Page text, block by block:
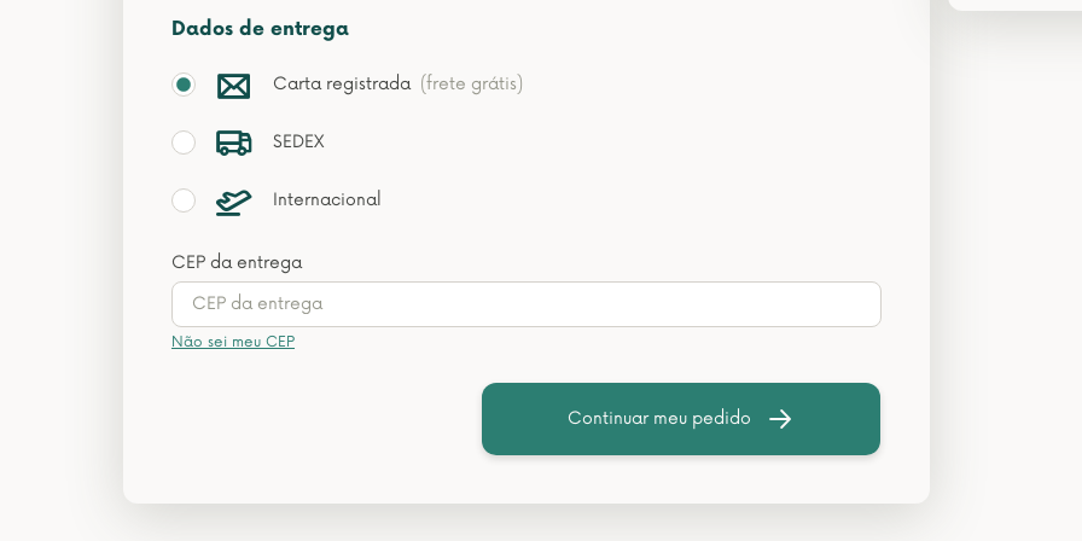
Dados de entrega
Carta registrada (frete grátis)
SEDEX
Internacional
CEP da entrega
Não sei meu CEP
Continuar meu pedido